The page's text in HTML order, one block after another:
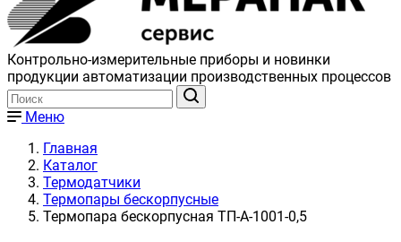
Контрольно-измерительные приборы и новинки
продукции автоматизации производственных процессов
Меню
Главная
Каталог
Термодатчики
Термопары бескорпусные
Термопара бескорпусная ТП-А-1001-0,5